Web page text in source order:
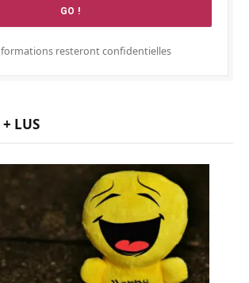
resteront confidentielles
+ LUS